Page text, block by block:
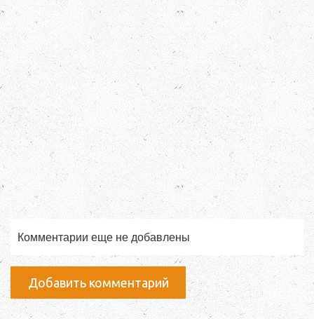
Комментарии еще не добавлены
Добавить комментарий